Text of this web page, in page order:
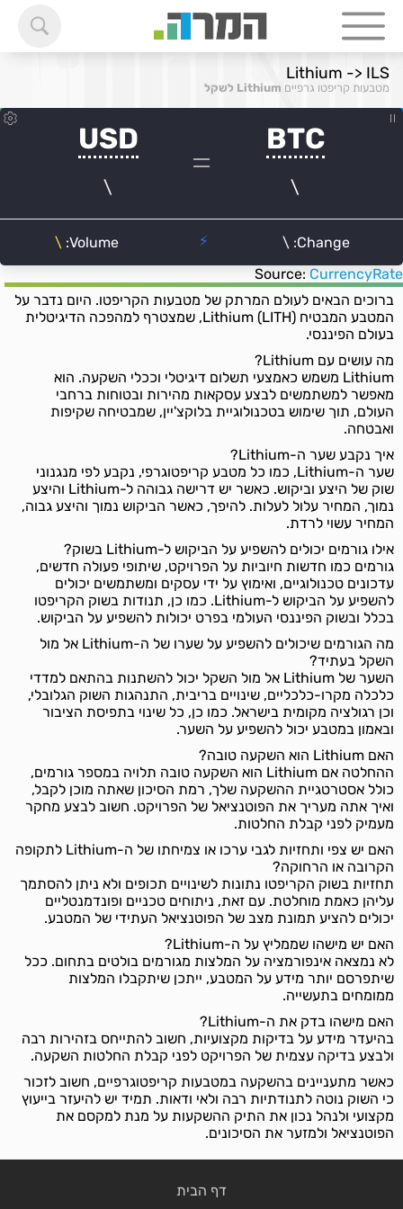
Lithium -> ILS
מטבעות קריפטו גרפיים Lithium לשקל
Source: CurrencyRate
ברוכים הבאים לעולם המרתק של מטבעות הקריפטו. היום נדבר על
המטבע המבטיח Lithium (LITH), שמצטרף למהפכה הדיגיטלית
בעולם הפיננסי.
מה עושים עם Lithium?
Lithium משמש כאמצעי תשלום דיגיטלי וככלי השקעה. הוא
מאפשר למשתמשים לבצע עסקאות מהירות ובטוחות ברחבי
העולם, תוך שימוש בטכנולוגיית בלוקצ'יין, שמבטיחה שקיפות
ואבטחה.
איך נקבע שער ה-Lithium?
שער ה-Lithium, כמו כל מטבע קריפטוגרפי, נקבע לפי מנגנוני
שוק של היצע וביקוש. כאשר יש דרישה גבוהה ל-Lithium והיצע
נמוך, המחיר עלול לעלות. להיפך, כאשר הביקוש נמוך והיצע גבוה,
המחיר עשוי לרדת.
אילו גורמים יכולים להשפיע על הביקוש ל-Lithium בשוק?
גורמים כמו חדשות חיוביות על הפרויקט, שיתופי פעולה חדשים,
עדכונים טכנולוגיים, ואימוץ על ידי עסקים ומשתמשים יכולים
להשפיע על הביקוש ל-Lithium. כמו כן, תנודות בשוק הקריפטו
בכלל ובשוק הפיננסי העולמי בפרט יכולות להשפיע על הביקוש.
מה הגורמים שיכולים להשפיע על שערו של ה-Lithium אל מול
השקל בעתיד?
השער של Lithium אל מול השקל יכול להשתנות בהתאם למדדי
כלכלה מקרו-כלכליים, שינויים בריבית, התנהגות השוק הגלובלי,
וכן רגולציה מקומית בישראל. כמו כן, כל שינוי בתפיסת הציבור
ובאמון במטבע יכול להשפיע על השער.
האם Lithium הוא השקעה טובה?
ההחלטה אם Lithium הוא השקעה טובה תלויה במספר גורמים,
כולל אסטרטגיית ההשקעה שלך, רמת הסיכון שאתה מוכן לקבל,
ואיך אתה מעריך את הפוטנציאל של הפרויקט. חשוב לבצע מחקר
מעמיק לפני קבלת החלטות.
האם יש צפי ותחזיות לגבי ערכו או צמיחתו של ה-Lithium לתקופה
הקרובה או הרחוקה?
תחזיות בשוק הקריפטו נתונות לשינויים תכופים ולא ניתן להסתמך
עליהן כאמת מוחלטת. עם זאת, ניתוחים טכניים ופונדמנטליים
יכולים להציע תמונת מצב של הפוטנציאל העתידי של המטבע.
האם יש מישהו שממליץ על ה-Lithium?
לא נמצאה אינפורמציה על המלצות מגורמים בולטים בתחום. ככל
שיתפרסם יותר מידע על המטבע, ייתכן שיתקבלו המלצות
ממומחים בתעשייה.
האם מישהו בדק את ה-Lithium?
בהיעדר מידע על בדיקות מקצועיות, חשוב להתייחס בזהירות רבה
ולבצע בדיקה עצמית של הפרויקט לפני קבלת החלטות השקעה.
כאשר מתעניינים בהשקעה במטבעות קריפטוגרפיים, חשוב לזכור
כי השוק נוטה לתנודתיות רבה ולאי ודאות. תמיד יש להיעזר בייעוץ
מקצועי ולנהל נכון את התיק ההשקעות על מנת למקסם את
הפוטנציאל ולמזער את הסיכונים.
דף הבית